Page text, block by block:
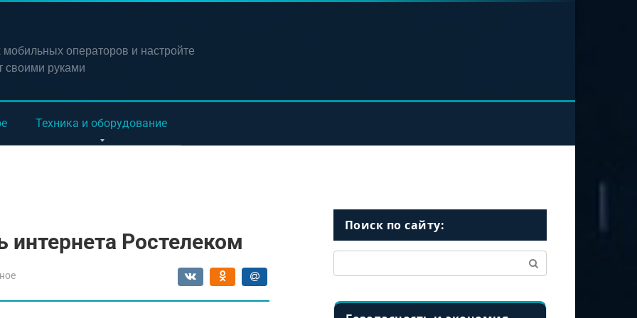
мобильных операторов и настройте
своими руками
Техника и оборудование
интернета Ростелеком
Поиск по сайту: